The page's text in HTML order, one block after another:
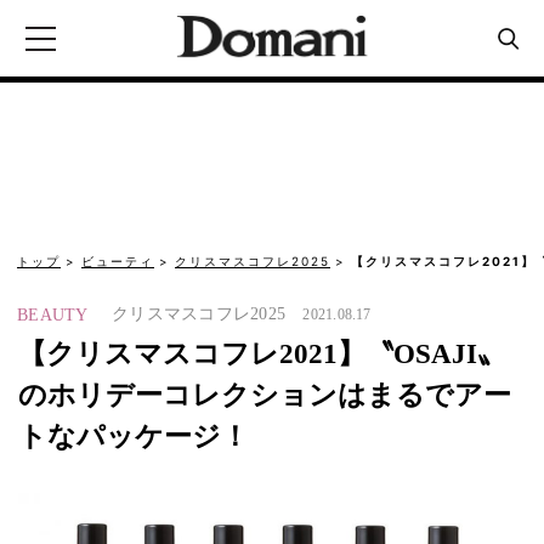
トップ ビューティ クリスマスコフレ2025 【クリスマスコフレ2021
BEAUTY クリスマスコフレ2025 2021.08.17
【クリスマスコフレ2021】〝OSAJI〟
のホリデーコレクションはまるでアー
トなパッケージ！